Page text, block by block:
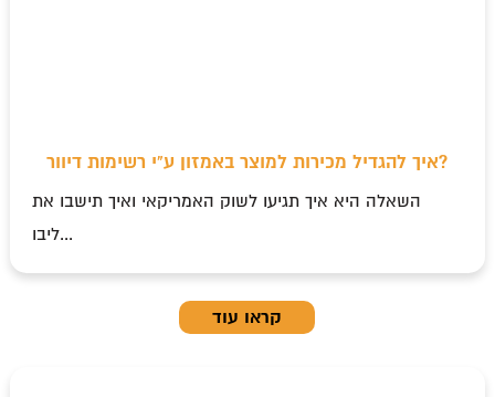
איך להגדיל מכירות למוצר באמזון ע"י רשימות דיוור?
השאלה היא איך תגיעו לשוק האמריקאי ואיך תישבו את
ליבו...
קראו עוד